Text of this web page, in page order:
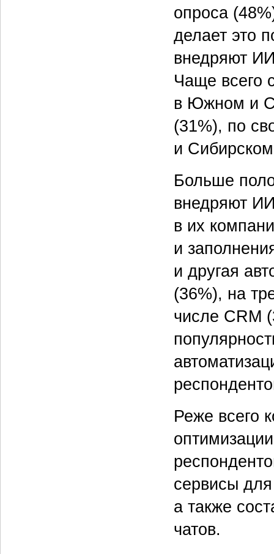
опроса
делает это
внедряют
Чаще всего
в Южном и
(31%), по
и
Больше
внедряют
в их
и
и другая
(36%), на
числе CRM
Реже всего
сервисы
а также
чатов.